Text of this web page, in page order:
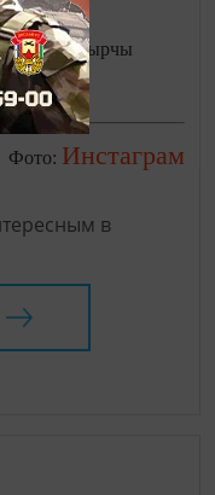
язган җырчы
Фото: Инстаграм
в